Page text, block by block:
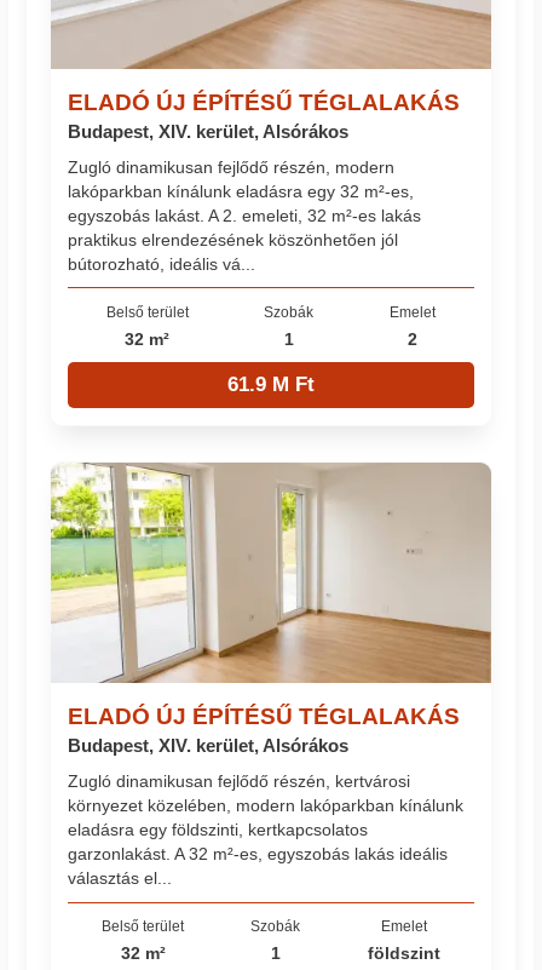
ELADÓ ÚJ ÉPÍTÉSŰ TÉGLALAKÁS
Budapest, XIV. kerület, Alsórákos
Zugló dinamikusan fejlődő részén, modern
lakóparkban kínálunk eladásra egy 32 m²-es,
egyszobás lakást. A 2. emeleti, 32 m²-es lakás
praktikus elrendezésének köszönhetően jól
bútorozható, ideális vá...
Belső terület
32 m²
Szobák
1
Emelet
2
61.9 M Ft
ELADÓ ÚJ ÉPÍTÉSŰ TÉGLALAKÁS
Budapest, XIV. kerület, Alsórákos
Zugló dinamikusan fejlődő részén, kertvárosi
környezet közelében, modern lakóparkban kínálunk
eladásra egy földszinti, kertkapcsolatos
garzonlakást. A 32 m²-es, egyszobás lakás ideális
választás el...
Belső terület
32 m²
Szobák
1
Emelet
földszint